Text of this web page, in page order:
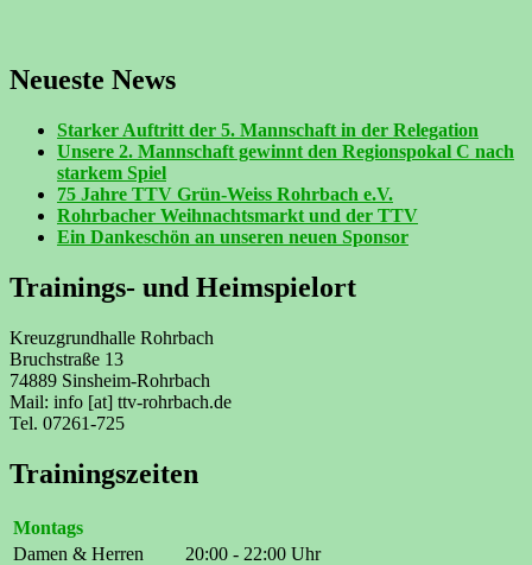
Neueste News
Starker Auftritt der 5. Mannschaft in der Relegation
Unsere 2. Mannschaft gewinnt den Regionspokal C nach
starkem Spiel
75 Jahre TTV Grün-Weiss Rohrbach e.V.
Rohrbacher Weihnachtsmarkt und der TTV
Ein Dankeschön an unseren neuen Sponsor
Trainings- und Heimspielort
Kreuzgrundhalle Rohrbach
Bruchstraße 13
74889 Sinsheim-Rohrbach
Mail: info [at] ttv-rohrbach.de
Tel. 07261-725
Trainingszeiten
Montags
Damen & Herren
20:00 - 22:00 Uhr